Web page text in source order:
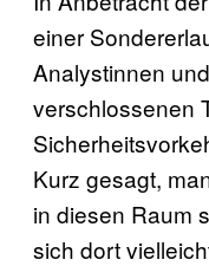
einer
Analystinnen
verschlossenen
Kurz gesagt,
in diesen Raum
sich dort